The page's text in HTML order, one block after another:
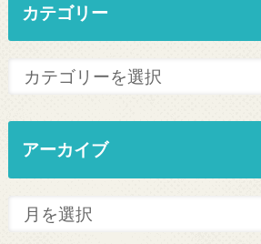
カテゴリー
アーカイブ